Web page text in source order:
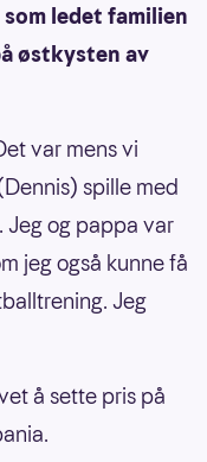
ledet familien
østkysten av
var mens vi
spille med
Jeg og pappa var
jeg også kunne få
Jeg
å sette pris på